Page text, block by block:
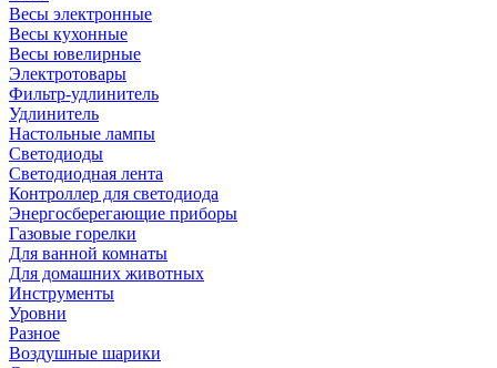
Весы электронные
Весы кухонные
Весы ювелирные
Электротовары
Фильтр-удлинитель
Удлинитель
Настольные лампы
Светодиоды
Светодиодная лента
Контроллер для светодиода
Энергосберегающие приборы
Газовые горелки
Для ванной комнаты
Для домашних животных
Инструменты
Уровни
Разное
Воздушные шарики